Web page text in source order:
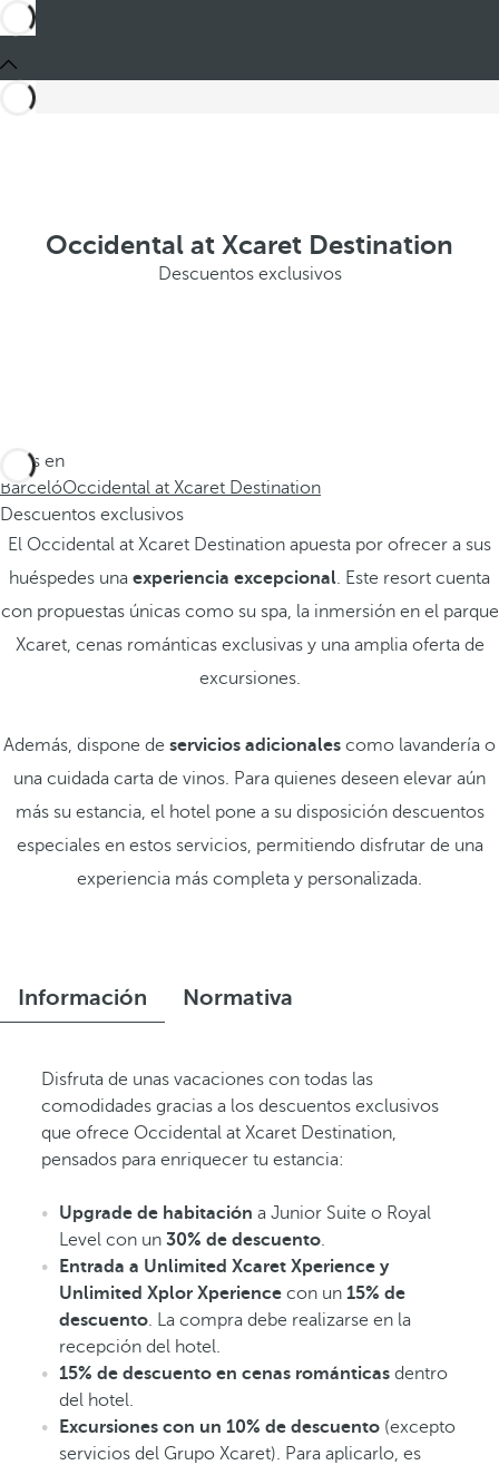
Occidental at Xcaret Destination
Descuentos exclusivos
Estás en
BarcelóOccidental at Xcaret Destination
Descuentos exclusivos
El Occidental at Xcaret Destination apuesta por ofrecer a sus
huéspedes una experiencia excepcional. Este resort cuenta
con propuestas únicas como su spa, la inmersión en el parque
Xcaret, cenas románticas exclusivas y una amplia oferta de
excursiones.
Además, dispone de servicios adicionales como lavandería o
una cuidada carta de vinos. Para quienes deseen elevar aún
más su estancia, el hotel pone a su disposición descuentos
especiales en estos servicios, permitiendo disfrutar de una
experiencia más completa y personalizada.
Información Normativa
Disfruta de unas vacaciones con todas las
comodidades gracias a los descuentos exclusivos
que ofrece Occidental at Xcaret Destination,
pensados para enriquecer tu estancia:
Upgrade de habitación a Junior Suite o Royal
Level con un30% de descuento.
Entrada a Unlimited Xcaret Xperience y
Unlimited Xplor Xperience con un15% de
descuento. La compra debe realizarse en la
recepción del hotel.
15% de descuento en cenas románticas dentro
del hotel.
Excursiones con un 10% de descuento (excepto
servicios del Grupo Xcaret). Para aplicarlo, es